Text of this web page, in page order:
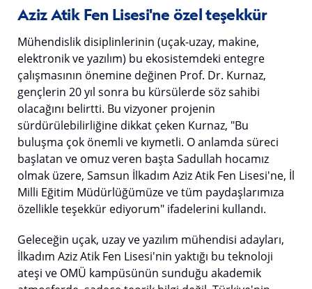
Aziz Atik Fen Lisesi'ne özel teşekkür
Mühendislik disiplinlerinin (uçak-uzay, makine,
elektronik ve yazılım) bu ekosistemdeki entegre
çalışmasının önemine değinen Prof. Dr. Kurnaz,
gençlerin 20 yıl sonra bu kürsülerde söz sahibi
olacağını belirtti. Bu vizyoner projenin
sürdürülebilirliğine dikkat çeken Kurnaz, "Bu
buluşma çok önemli ve kıymetli. O anlamda süreci
başlatan ve omuz veren başta Sadullah hocamız
olmak üzere, Samsun İlkadım Aziz Atik Fen Lisesi'ne, İl
Milli Eğitim Müdürlüğümüze ve tüm paydaşlarımıza
özellikle teşekkür ediyorum" ifadelerini kullandı.
Geleceğin uçak, uzay ve yazılım mühendisi adayları,
İlkadım Aziz Atik Fen Lisesi'nin yaktığı bu teknoloji
ateşi ve OMÜ kampüsünün sunduğu akademik